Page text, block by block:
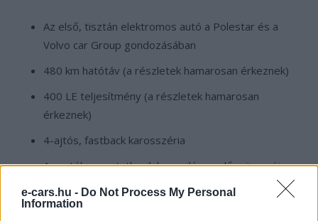
e-cars.hu - Do Not Process My Personal
Information
Az első, tisztán elektromos autó a Polestar és a
Volvo car Group gondozásában
480 km hatótáv (a részletek hamarosan érkeznek)
400 LE teljesítmény (a részletek hamarosan
érkeznek)
4-ajtós, fastback karosszéria
Az autóban mutatkozik be a világon először az új
Google Android HMI
Az ár a Tesla model 3-hoz lesz igazítva